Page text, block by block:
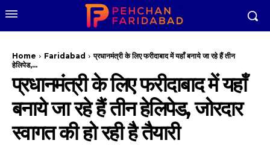
Home Faridabad
प्रधानमंत्री के लिए फरीदाबाद में यहाँ बनाये जा रहे हैं तीन
हेलिपेड,...
प्रधानमंत्री के लिए फरीदाबाद में यहाँ
बनाये जा रहे हैं तीन हेलिपेड, जोरदार
स्वागत की हो रही है तैयारी